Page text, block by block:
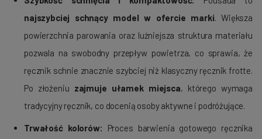
najszybciej schnący model w ofercie marki. Większa
powierzchnia parowania oraz luźniejsza struktura materiału
pozwala na swobodny przepływ powietrza, co sprawia, że
ręcznik schnie znacznie szybciej niż klasyczny ręcznik frotte.
Po złożeniu zajmuje ułamek miejsca, którego wymaga
tradycyjny ręcznik, co docenią osoby aktywne i podróżujące.
Trwałość kolorów: Proces barwienia gotowego ręcznika